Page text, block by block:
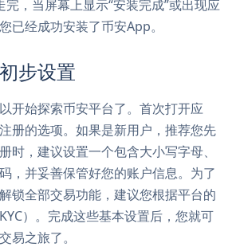
，当屏幕上显示“安装完成”或出现应
已经成功安装了币安App。
步设置
开始探索币安平台了。首次打开应
册的选项。如果是新用户，推荐您先
时，建议设置一个包含大小写字母、
，并妥善保管好您的账户信息。为了
锁全部交易功能，建议您根据平台的
）。完成这些基本设置后，您就可
易之旅了。